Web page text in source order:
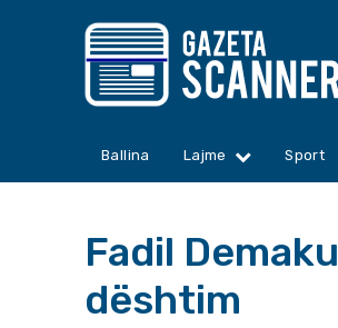
Ballina Lajme Sport
Fadil
dështim